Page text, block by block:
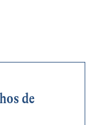
de